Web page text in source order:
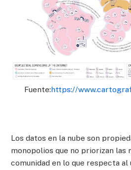
Fuente:https://
Los datos en la nube son
monopolios que no priorizan las
comunidad en lo que respecta al